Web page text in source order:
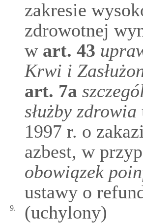
zakresie
zdrowotnej
wart. 43
Krwi i
art. 7a
służby zdrowia
1997 r. o
azbest, w
obowiązek
ustawy o
9. (uchylony)